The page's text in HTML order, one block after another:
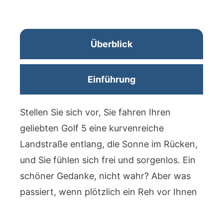
Überblick
Einführung
Stellen Sie sich vor, Sie fahren Ihren
geliebten Golf 5 eine kurvenreiche
Landstraße entlang, die Sonne im Rücken,
und Sie fühlen sich frei und sorgenlos. Ein
schöner Gedanke, nicht wahr? Aber was
passiert, wenn plötzlich ein Reh vor Ihnen